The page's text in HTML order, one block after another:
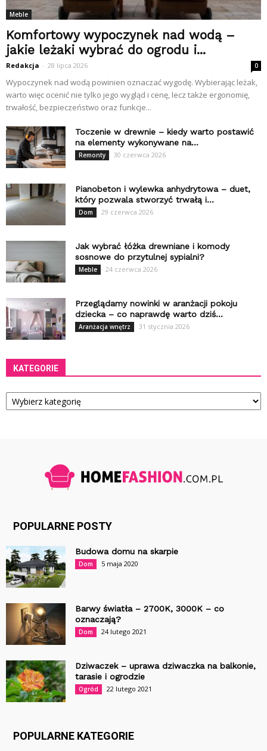
Meble
Komfortowy wypoczynek nad wodą –
jakie leżaki wybrać do ogrodu i...
Redakcja - 28 lipca 2026 0
Wypoczynek nad wodą powinien oznaczać wygodę. Wybierając leżak,
warto więc ocenić nie tylko jego wygląd i cenę, lecz także ergonomię,
trwałość, bezpieczeństwo oraz funkcje...
Toczenie w drewnie – kiedy warto postawić
na elementy wykonywane na...
Remonty 30 czerwca 2026
Pianobeton i wylewka anhydrytowa – duet,
który pozwala stworzyć trwałą i...
Dom 29 czerwca 2026
Jak wybrać łóżka drewniane i komody
sosnowe do przytulnej sypialni?
Meble 24 czerwca 2026
Przeglądamy nowinki w aranżacji pokoju
dziecka – co naprawdę warto dziś...
Aranżacja wnętrz 31 stycznia 2026
KATEGORIE
Kategorie
POPULARNE POSTY
Budowa domu na skarpie
Dom 5 maja 2020
Barwy światła – 2700K, 3000K – co
oznaczają?
Dom 24 lutego 2021
Dziwaczek – uprawa dziwaczka na balkonie,
tarasie i ogrodzie
Ogród 22 lutego 2021
POPULARNE KATEGORIE